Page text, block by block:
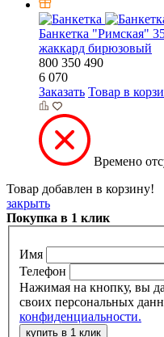
Банкетка "Римская"
жаккард бирюзовый
800 350 490
6 070
Заказать Товар в
Времено
Товар добавлен в корзину!
закрыть
Покупка в 1 клик
Имя
Телефон
Нажимая на кнопку, вы
своих персональных
конфиденциальности.